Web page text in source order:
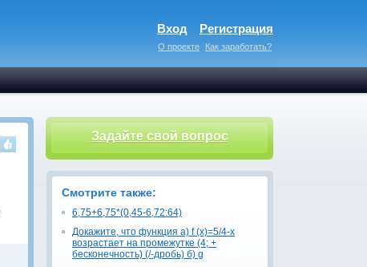
Вход Регистрация
О проекте Как заработать?
Задайте свой вопрос
Смотрите также:
6,75+6,75*(0,45-6,72:64)
Докажите, что функция а) f (x)=5/4-x
возрастает на промежутке (4; +
бесконечность) (/-дробь) б) g